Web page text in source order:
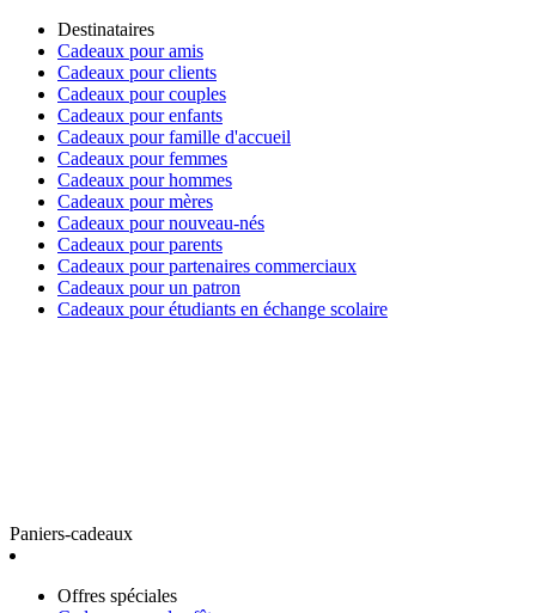
Destinataires
Cadeaux pour amis
Cadeaux pour clients
Cadeaux pour couples
Cadeaux pour enfants
Cadeaux pour famille d'accueil
Cadeaux pour femmes
Cadeaux pour hommes
Cadeaux pour mères
Cadeaux pour nouveau-nés
Cadeaux pour parents
Cadeaux pour partenaires commerciaux
Cadeaux pour un patron
Cadeaux pour étudiants en échange scolaire
Paniers-cadeaux
Offres spéciales